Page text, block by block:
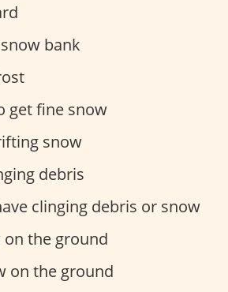
bank
get fine snow
snow
debris
clinging debris or snow
on the ground
on the ground